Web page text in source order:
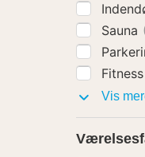
Sauna
Vis